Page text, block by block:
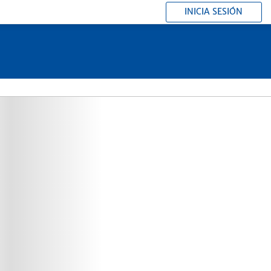
INICIA SESIÓN